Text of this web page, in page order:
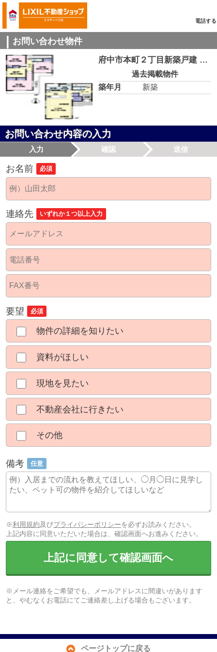
電話する
お問い合わせ物件
府中市本町２丁目新築戸建 １号棟
過去掲載物件
築年月
新築
お問い合わせ内容の入力
入力 確認 送信
お名前 必須
連絡先 いずれか１つ以上入力
要望 必須
物件の詳細を知りたい
資料がほしい
現地を見たい
不動産会社に行きたい
その他
備考 任意
※利用規約及びプライバシーポリシーを必ずお読みください。
上記内容に同意いただいた場合は、確認画面へお進みください。
上記に同意して確認画面へ
※メール連絡をご希望でも、メールアドレスに間違いがあります
と、やむなくお電話にてご連絡差し上げる場合もございます。
ページトップに戻る